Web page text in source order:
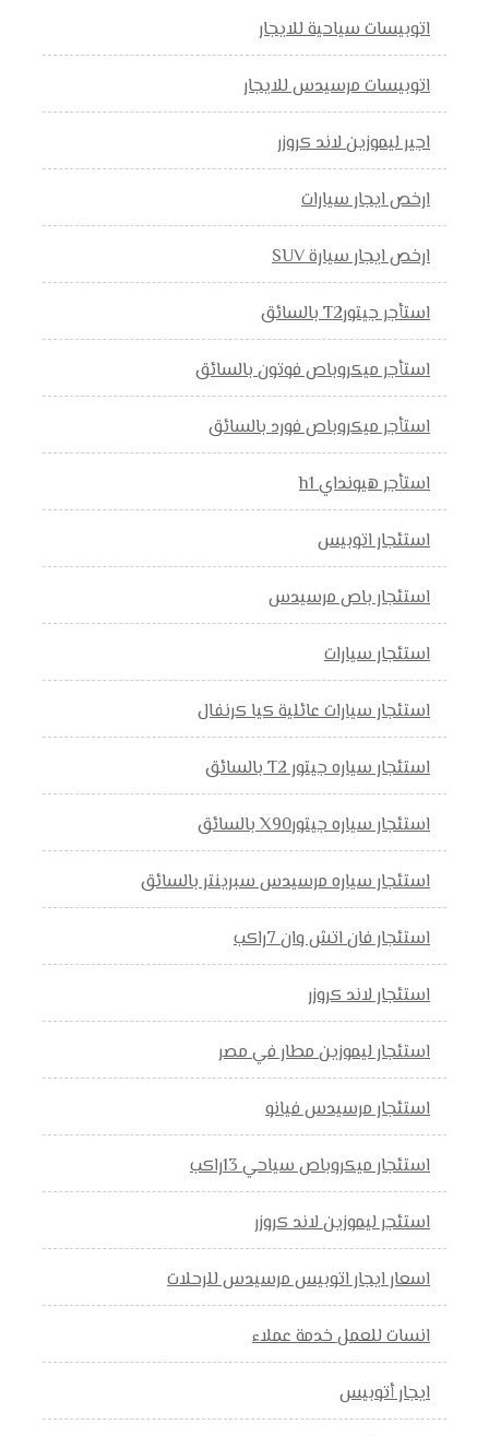
اتوبيسات سياحية للايجار
اتوبيسات مرسيدس للايجار
اجير ليموزين لاند كروزر
ارخص ايجار سيارات
ارخص ايجار سيارة SUV
استأجر جيتورT2 بالسائق
استأجر ميكروباص فوتون بالسائق
استأجر ميكروباص فورد بالسائق
استأجر هيونداي h1
استئجار اتوبيس
استئجار باص مرسيدس
استئجار سيارات
استئجار سيارات عائلية كيا كرنفال
استئجار سياره جيتور T2 بالسائق
استئجار سياره جيتورX90 بالسائق
استئجار سياره مرسيدس سبرينتر بالسائق
استئجار فان اتش وان 7راكب
استئجار لاند كروزر
استئجار ليموزين مطار في مصر
استئجار مرسيدس فيانو
استئجار ميكروباص سياحي 13راكب
استئجر ليموزين لاند كروزر
اسعار ايجار اتوبيس مرسيدس للرحلات
انسات للعمل خدمة عملاء
ايجار أتوبيس